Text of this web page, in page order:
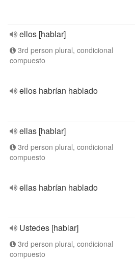
ellos [hablar]
3rd person plural, condicional
compuesto
ellos habrían hablado
ellas [hablar]
3rd person plural, condicional
compuesto
ellas habrían hablado
Ustedes [hablar]
3rd person plural, condicional
compuesto